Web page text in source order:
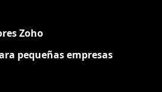
Zoho
pequeñas empresas